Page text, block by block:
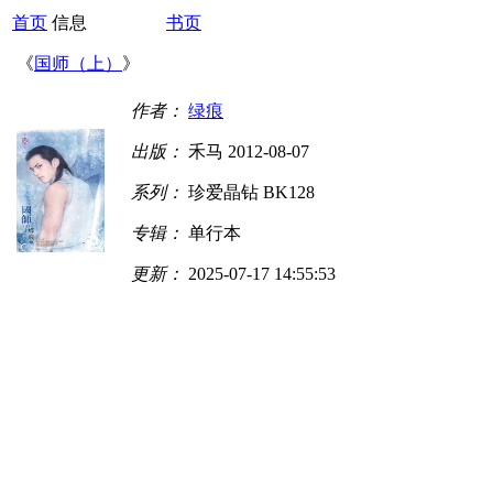
首页 信息 书页
《国师（上） 》
作者： 绿痕
出版： 禾马 2012-08-07
系列： 珍爱晶钻 BK128
专辑： 单行本
更新： 2025-07-17 14:55:53